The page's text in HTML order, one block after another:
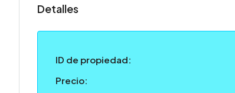
Detalles
ID de propiedad:
Precio: